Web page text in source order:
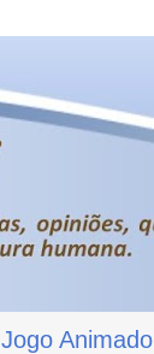
Jogo Animado